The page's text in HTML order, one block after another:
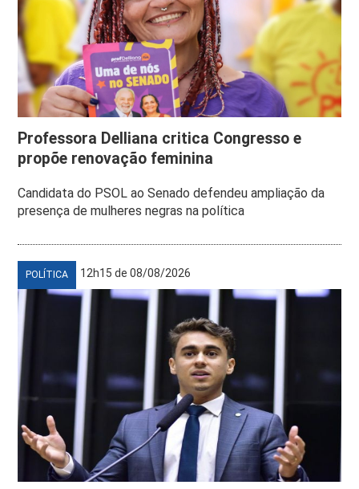
Professora Delliana critica Congresso e
propõe renovação feminina
Candidata do PSOL ao Senado defendeu ampliação da
presença de mulheres negras na política
POLÍTICA 12h15 de 08/08/2026